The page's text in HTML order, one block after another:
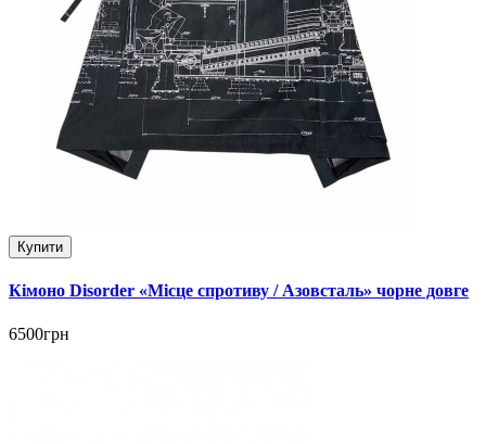
Купити
Кімоно Disorder «Місце спротиву / Азовсталь» чорне довге
6500грн